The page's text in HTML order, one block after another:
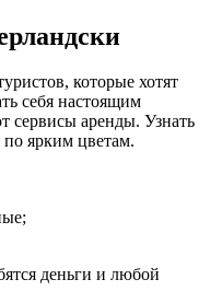
которые хотят
себя настоящим
сервисы аренды. Узнать
ярким цветам.
деньги и любой